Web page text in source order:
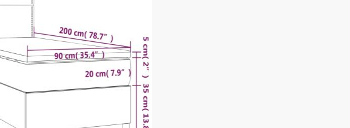
Д x В)
(100% полиестер)